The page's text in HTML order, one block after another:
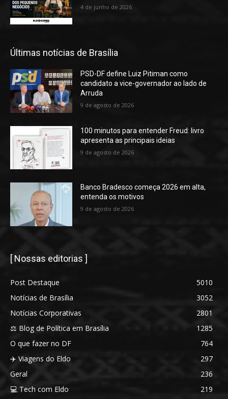
4 de junho de 2026
Últimas notícias de Brasília
PSD-DF define Luiz Pitiman como
candidato a vice-governador ao lado de
Arruda
9 de agosto de 2026
100 minutos para entender Freud: livro
apresenta as principais ideias
9 de agosto de 2026
Banco Bradesco começa 2026 em alta,
entenda os motivos
9 de agosto de 2026
[ Nossas editorias ]
Post Destaque
5010
Notícias de Brasília
3052
Notícias Corporativas
2801
⚖️ Blog de Política em Brasília
1285
O que fazer no DF
764
✈️ Viagens do Eldo
297
Geral
236
💻 Tech com Eldo
219